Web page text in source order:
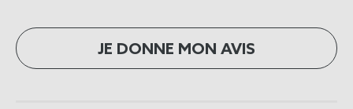
JE DONNE MON AVIS